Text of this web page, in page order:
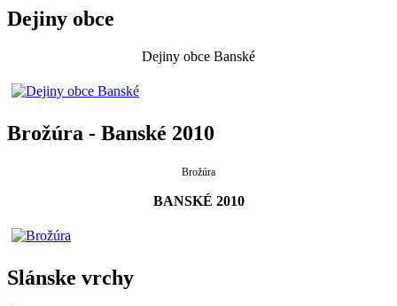
Dejiny obce
Dejiny obce Banské
Brožúra - Banské 2010
Brožúra
BANSKÉ 2010
Slánske vrchy